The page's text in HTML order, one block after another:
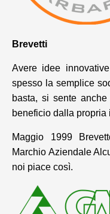
Brevetti
Avere idee
spesso la semplice
basta, si sente
beneficio dalla propria
Maggio 1999
Marchio Aziendale
noi piace così.